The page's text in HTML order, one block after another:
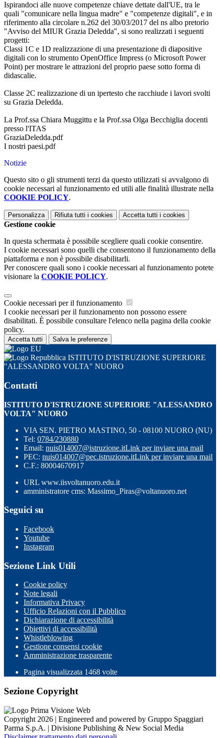
Ispirandoci alle nuove competenze chiave dettate dall'UE, tra le
quali "comunicare nella lingua madre" e "competenze digitali", e in
riferimento alla circolare n.262 del 30/03/2017 del ns albo pretorio
"Avviso del MIUR Grazia Deledda", si sono realizzati i seguenti
progetti:
Classi 1C e 1D realizzazione di una presentazione di diapositive
digitali con lo strumento OpenOffice Impress (o Microsoft Power
Point) per mostrare le attrazioni del proprio paese sotto forma di
didascalie.
Classe 2C realizzazione di un ipertesto che racchiude i lavori svolti
su Grazia Deledda.
La Prof.ssa Chiara Muggittu e la Prof.ssa Olga Becchiglia docenti
presso l'ITAS
GraziaDeledda.pdf
I nostri paesi.pdf
Notizie
Questo sito o gli strumenti terzi da questo utilizzati si avvalgono di
cookie necessari al funzionamento ed utili alle finalità illustrate nella
COOKIE POLICY.
Personalizza Rifiuta tutti i cookies Accetta tutti i cookies
Gestione cookie
In questa schermata è possibile scegliere quali cookie consentire.
I cookie necessari sono quelli che consentono il funzionamento della
piattaforma e non è possibile disabilitarli.
Per conoscere quali sono i cookie necessari al funzionamento potete
visionare la COOKIE POLICY.
Cookie necessari per il funzionamento
I cookie necessari per il funzionamento non possono essere
disabilitati. È possibile consultare l'elenco nella pagina della cookie
policy.
Accetta tutti Salva le preferenze
ISTITUTO D'ISTRUZIONE SUPERIORE
"ALESSANDRO VOLTA" NUORO
Contatti
ISTITUTO D'ISTRUZIONE SUPERIORE "ALESSANDRO
VOLTA" NUORO
VIA SEN. PIETRO MASTINO, 50 - 08100 NUORO (NU)
Tel: 0784/230880
Email: nuis014007@istruzione.itLink per inviare una mail
PEC: nuis014007@pec.istruzione.itLink per inviare una mail
C.F.: 80004670917
URL www.iisvoltanuoro.edu.it
amministratore cms: Massimo_Piras@voltanuoro.net
Seguici su
Facebook
Youtube
Instagram
Sezione Link Utili
Cookie policy
Note legali
Informativa Privacy
Ufficio Relazioni con il Pubblico
Dichiarazione di accessibilità
Obiettivi di accessibilità
Whistleblowing
Gestione consensi cookie
Amministrazione trasparente
Pagina visualizzata 1468 volte
Sezione Copyright
Copyright 2026 | Engineered and powered by Gruppo Spaggiari
Parma S.p.A. | Divisione Publishing & New Social Media